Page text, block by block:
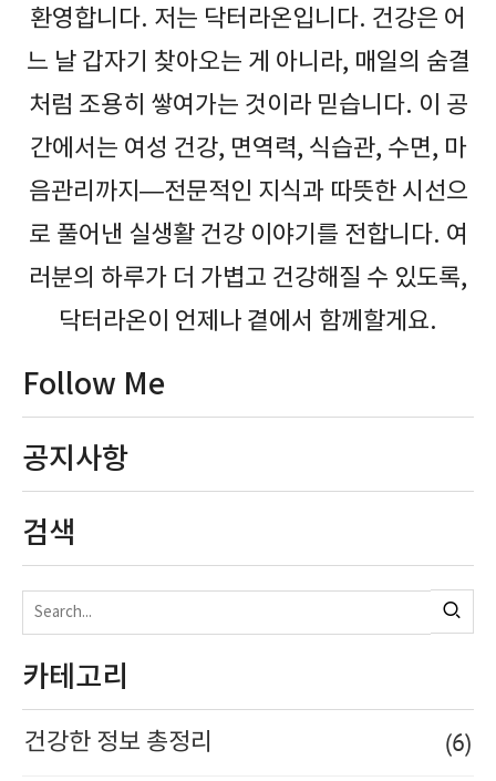
환영합니다. 저는 닥터라온입니다. 건강은 어
느 날 갑자기 찾아오는 게 아니라, 매일의 숨결
처럼 조용히 쌓여가는 것이라 믿습니다. 이 공
간에서는 여성 건강, 면역력, 식습관, 수면, 마
음관리까지—전문적인 지식과 따뜻한 시선으
로 풀어낸 실생활 건강 이야기를 전합니다. 여
러분의 하루가 더 가볍고 건강해질 수 있도록,
닥터라온이 언제나 곁에서 함께할게요.
Follow Me
공지사항
검색
카테고리
건강한 정보 총정리 (6)